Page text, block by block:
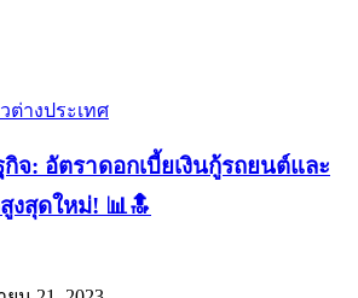
ต่างประเทศ
จ: อัตราดอกเบี้ยเงินกู้รถยนต์และ
งสุดใหม่! 📊🔝